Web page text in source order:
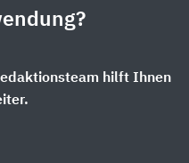
hilft Ihnen